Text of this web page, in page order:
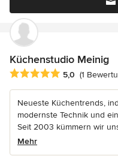
Küchenstudio Meinig
Durchschnittliche
5,0 (1
Neueste Küchentrends,
modernste Technik und
Seit 2003 kümmern wir
Mehr